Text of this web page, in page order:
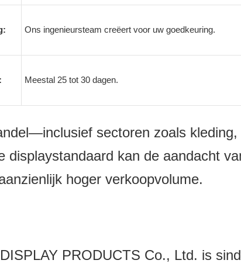
Ons ingenieursteam creëert voor uw goedkeuring.
Meestal 25 tot 30 dagen.
sectoren zoals
kan de aandacht
hoger verkoopvolume.
PRODUCTS Co., Ltd. is